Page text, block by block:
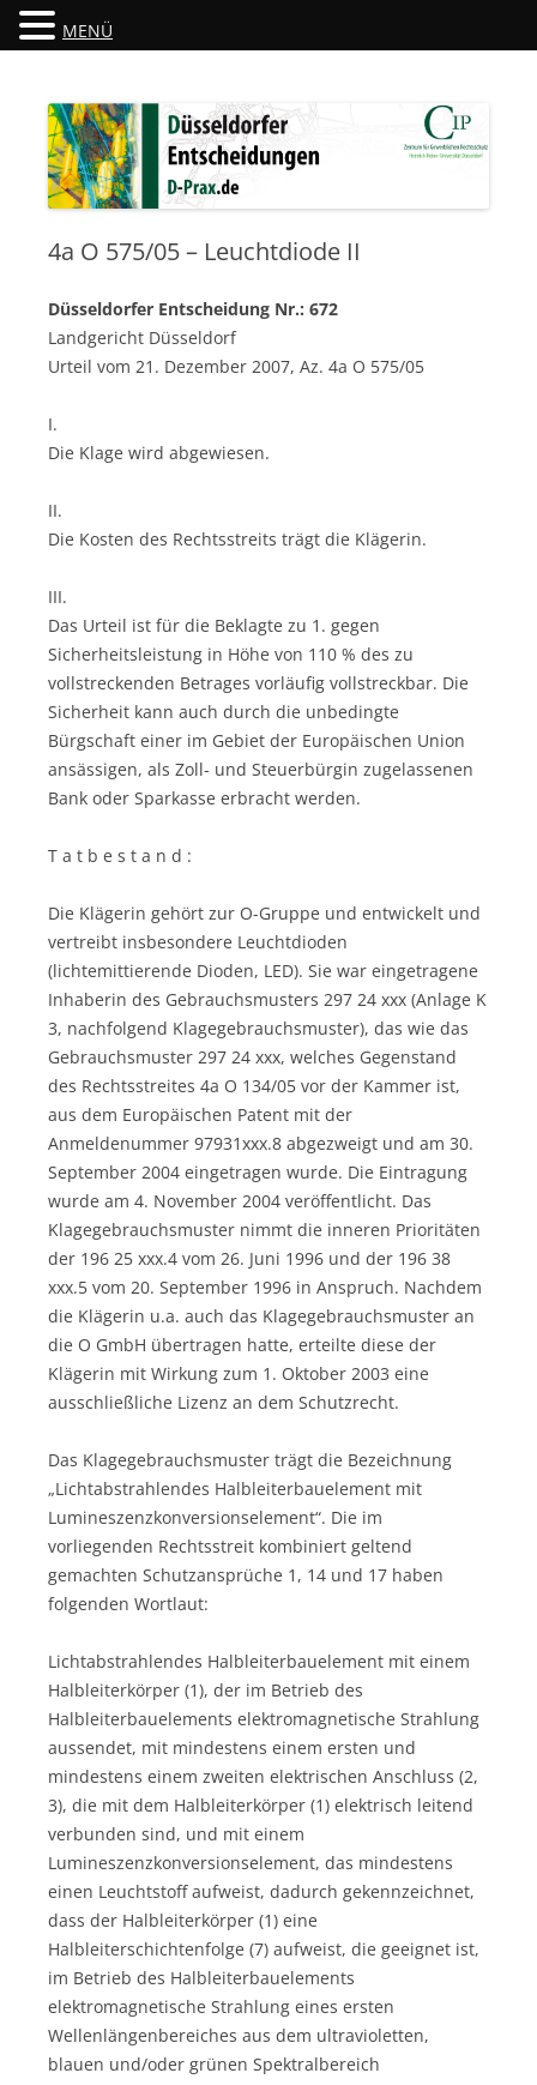
Düsseldorfer Entscheidungen
4a O 575/05 – Leuchtdiode II
Düsseldorfer Entscheidung Nr.: 672
Landgericht Düsseldorf
Urteil vom 21. Dezember 2007, Az. 4a O 575/05
I.
Die Klage wird abgewiesen.
II.
Die Kosten des Rechtsstreits trägt die Klägerin.
III.
Das Urteil ist für die Beklagte zu 1. gegen
Sicherheitsleistung in Höhe von 110 % des zu
vollstreckenden Betrages vorläufig vollstreckbar. Die
Sicherheit kann auch durch die unbedingte
Bürgschaft einer im Gebiet der Europäischen Union
ansässigen, als Zoll- und Steuerbürgin zugelassenen
Bank oder Sparkasse erbracht werden.
T a t b e s t a n d :
Die Klägerin gehört zur O-Gruppe und entwickelt und
vertreibt insbesondere Leuchtdioden
(lichtemittierende Dioden, LED). Sie war eingetragene
Inhaberin des Gebrauchsmusters 297 24 xxx (Anlage K
3, nachfolgend Klagegebrauchsmuster), das wie das
Gebrauchsmuster 297 24 xxx, welches Gegenstand
des Rechtsstreites 4a O 134/05 vor der Kammer ist,
aus dem Europäischen Patent mit der
Anmeldenummer 97931xxx.8 abgezweigt und am 30.
September 2004 eingetragen wurde. Die Eintragung
wurde am 4. November 2004 veröffentlicht. Das
Klagegebrauchsmuster nimmt die inneren Prioritäten
der 196 25 xxx.4 vom 26. Juni 1996 und der 196 38
xxx.5 vom 20. September 1996 in Anspruch. Nachdem
die Klägerin u.a. auch das Klagegebrauchsmuster an
die O GmbH übertragen hatte, erteilte diese der
Klägerin mit Wirkung zum 1. Oktober 2003 eine
ausschließliche Lizenz an dem Schutzrecht.
Das Klagegebrauchsmuster trägt die Bezeichnung
„Lichtabstrahlendes Halbleiterbauelement mit
Lumineszenzkonversionselement“. Die im
vorliegenden Rechtsstreit kombiniert geltend
gemachten Schutzansprüche 1, 14 und 17 haben
folgenden Wortlaut:
Lichtabstrahlendes Halbleiterbauelement mit einem
Halbleiterkörper (1), der im Betrieb des
Halbleiterbauelements elektromagnetische Strahlung
aussendet, mit mindestens einem ersten und
mindestens einem zweiten elektrischen Anschluss (2,
3), die mit dem Halbleiterkörper (1) elektrisch leitend
verbunden sind, und mit einem
Lumineszenzkonversionselement, das mindestens
einen Leuchtstoff aufweist, dadurch gekennzeichnet,
dass der Halbleiterkörper (1) eine
Halbleiterschichtenfolge (7) aufweist, die geeignet ist,
im Betrieb des Halbleiterbauelements
elektromagnetische Strahlung eines ersten
Wellenlängenbereiches aus dem ultravioletten,
blauen und/oder grünen Spektralbereich
MENÜ